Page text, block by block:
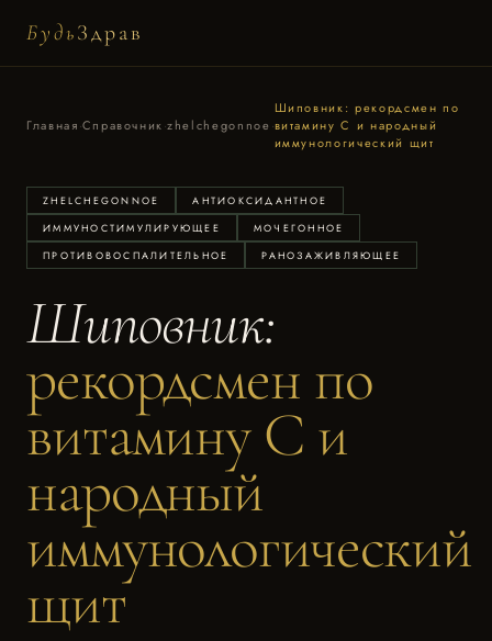
БудьЗдрав
Главная·Справочник·zhelchegonnoe ·
Шиповник: рекордсмен по
витамину C и народный
иммунологический щит
ZHELCHEGONNOE
АНТИОКСИДАНТНОЕ
ИММУНОСТИМУЛИРУЮЩЕЕ
МОЧЕГОННОЕ
ПРОТИВОВОСПАЛИТЕЛЬНОЕ
РАНОЗАЖИВЛЯЮЩЕЕ
Шиповник:
рекордсмен по
витамину C и
народный
иммунологический
щит